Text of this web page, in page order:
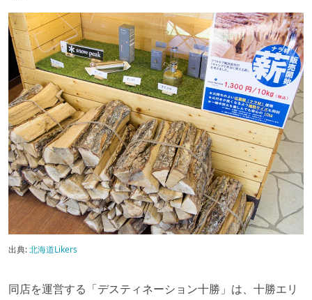
出典:北海道Likers
同店を運営する「デスティネーション十勝」は、十勝エリ